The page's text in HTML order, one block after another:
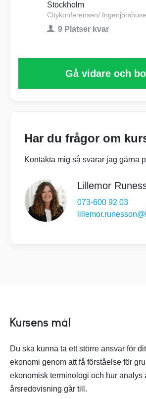
Stockholm
Citykonferensen/
9 Platser kvar
Gå vidare och
Har du frågor om
Kontakta mig så svarar jag gärna
Lillemor
073-600 92 03
Kursens mål
Du ska kunna ta ett större ansvar för
ekonomi genom att få förståelse för
ekonomisk terminologi och hur analys
årsredovisning går till.